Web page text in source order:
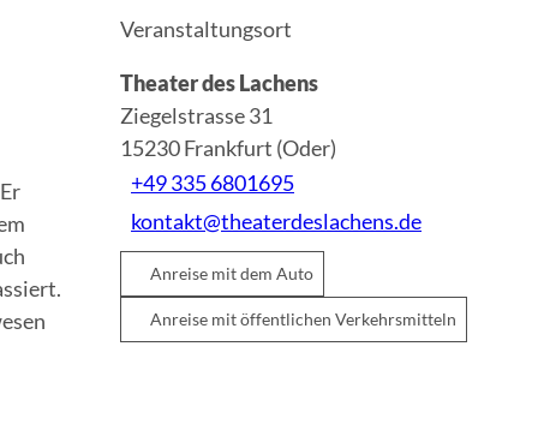
Veranstaltungsort
Theater des Lachens
Ziegelstrasse 31
15230Frankfurt (Oder)
+49 335 6801695
kontakt@theaterdeslachens.de
Anreise mit dem Auto
Anreise mit öffentlichen Verkehrsmitteln